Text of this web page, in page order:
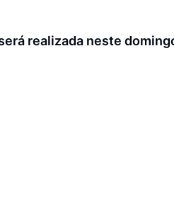
realizada neste